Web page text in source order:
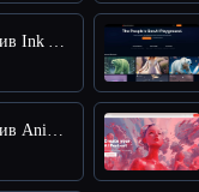
против Ink AI - Tattoo Generator
против AnimeGenius